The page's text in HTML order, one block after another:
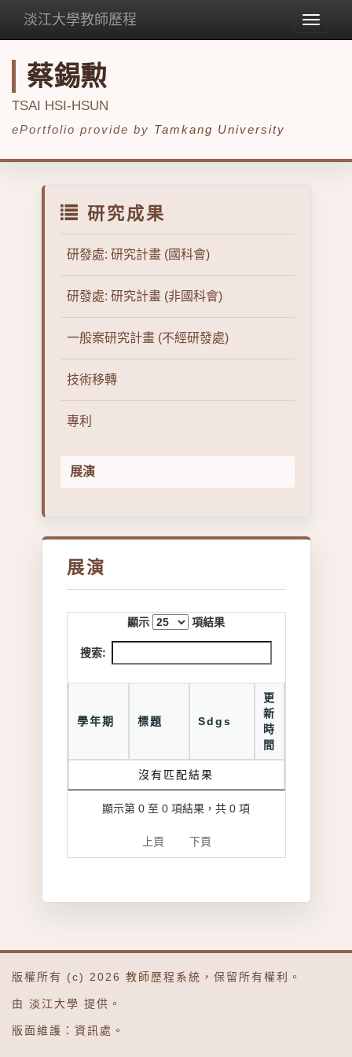
Toggle
淡江大學教師歷程
蔡錫勲
TSAI HSI-HSUN
ePortfolio provide by Tamkang University
研究成果
研發處: 研究計畫 (國科會)
研發處: 研究計畫 (非國科會)
一般案研究計畫 (不經研發處)
技術移轉
專利
展演
展演
顯示 項結果
搜索:
學年期 標題 Sdgs
更
新
時
間
沒有匹配結果
顯示第 0 至 0 項結果，共 0 項
上頁 下頁
版權所有 (c) 2026 教師歷程系統 ，保留所有權利。
由 淡江大學 提供。
版面維護： 資訊處 。